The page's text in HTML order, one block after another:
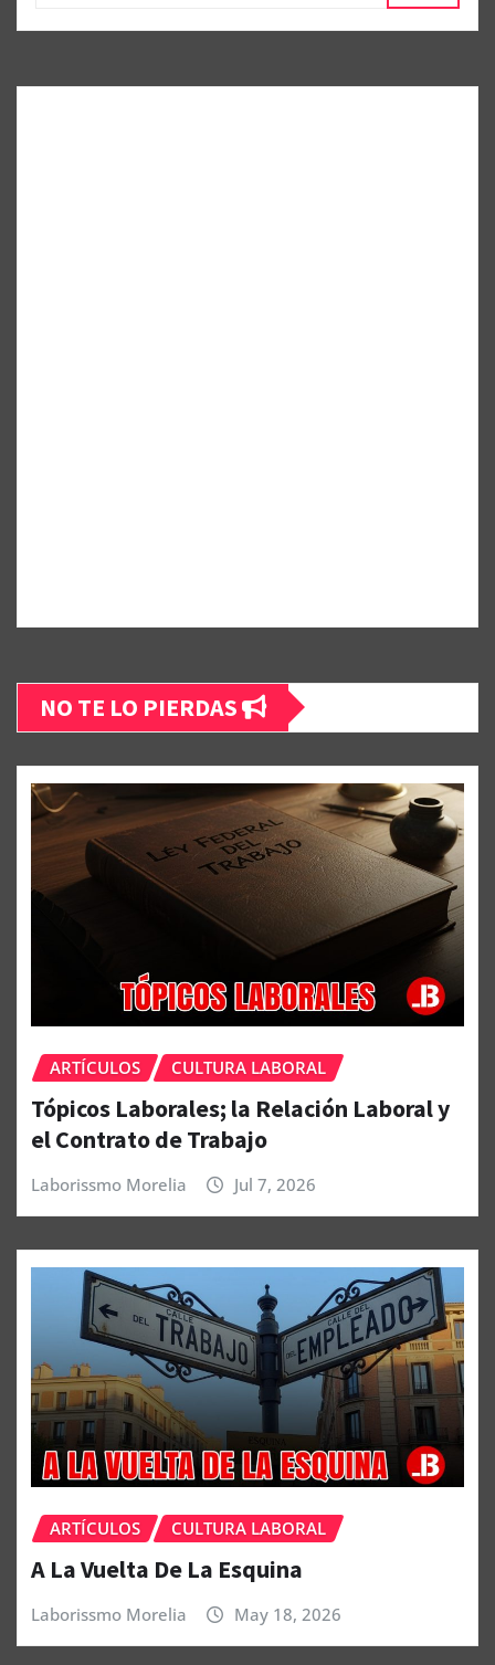
NO TE LO PIERDAS
ARTÍCULOS CULTURA LABORAL
Tópicos Laborales; la Relación Laboral y
el Contrato de Trabajo
Laborissmo Morelia Jul 7, 2026
ARTÍCULOS CULTURA LABORAL
A La Vuelta De La Esquina
Laborissmo Morelia May 18, 2026